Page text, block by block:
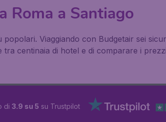
Roma a Santiago
Viaggiando con Budgetair sei
centinaia di hotel e di comparare i
di 3.9 su 5 su Trustpilot